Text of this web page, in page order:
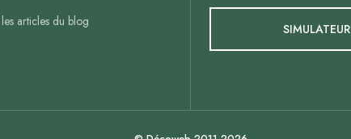
articles du blog SIMULATEUR